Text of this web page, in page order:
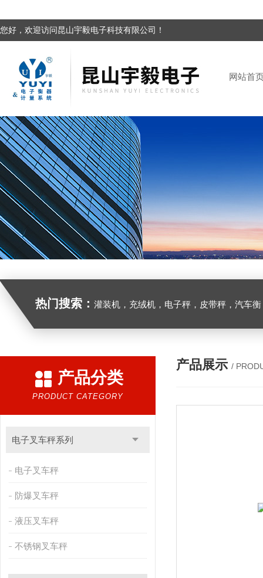
您好，欢迎访问昆山宇毅电子科技有限公司！
网站首
热门搜索： 灌装机，充绒机，电子秤，皮带秤，汽车
产品分类
PRODUCT CATEGORY
电子叉车秤系列
电子叉车秤
防爆叉车秤
液压叉车秤
不锈钢叉车秤
产品展示 /